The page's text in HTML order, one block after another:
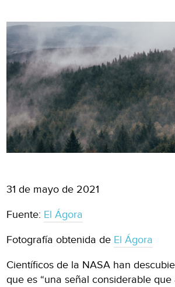
31 de mayo de 2021
Fuente: El Ágora
Fotografía obtenida de El Ágora
Científicos de la NASA han
que es “una señal considerable